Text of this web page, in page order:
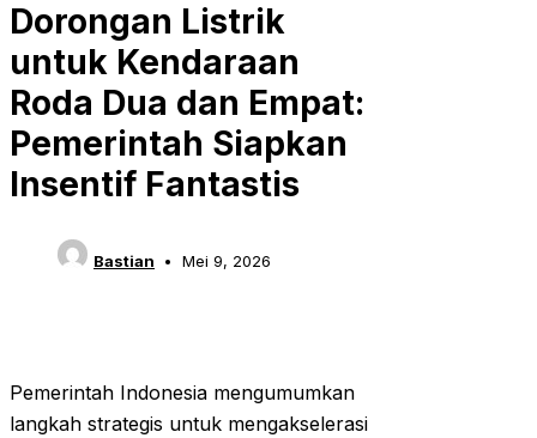
Dorongan Listrik
untuk Kendaraan
Roda Dua dan Empat:
Pemerintah Siapkan
Insentif Fantastis
Bastian Mei 9, 2026
Pemerintah Indonesia mengumumkan
langkah strategis untuk mengakselerasi